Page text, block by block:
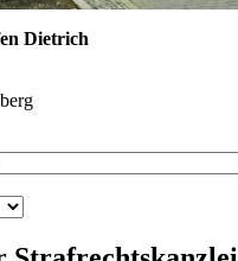
Dietrich